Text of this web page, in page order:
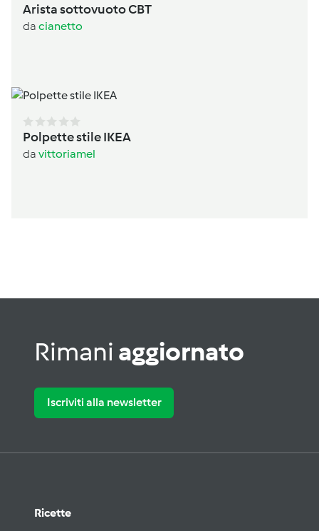
Arista sottovuoto CBT
da cianetto
Polpette stile IKEA
da vittoriamel
Rimani aggiornato
Iscriviti alla newsletter
Ricette